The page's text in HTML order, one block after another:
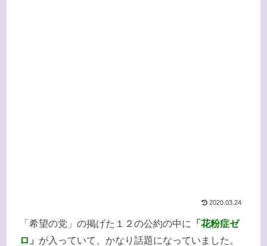
2020.03.24
「希望の党」の掲げた１２の公約の中に
「花粉症ゼ
ロ」 が入っていて、かなり話題になっていました。